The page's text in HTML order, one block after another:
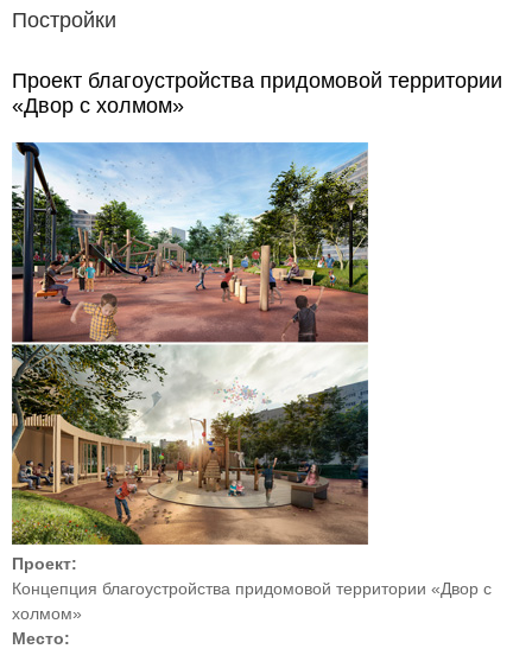
Постройки
Проект благоустройства придомовой территории
«Двор с холмом»
Проект:
Концепция благоустройства придомовой территории «Двор с
холмом»
Место: